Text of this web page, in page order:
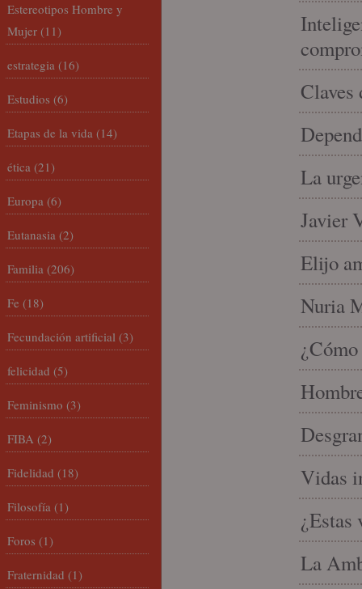
Claves
La
Javier
Elijo
Nuria
Vidas
¿Estas
La
Estereotipos Hombre y
Mujer (11)
estrategia (16)
Estudios (6)
Etapas de la vida (14)
ética (21)
Europa (6)
Eutanasia (2)
Familia (206)
Fe (18)
Fecundación artificial (3)
felicidad (5)
Feminismo (3)
FIBA (2)
Fidelidad (18)
Filosofía (1)
Foros (1)
Fraternidad (1)